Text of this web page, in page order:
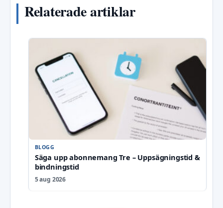
Relaterade artiklar
BLOGG
Säga upp abonnemang Tre – Uppsägningstid &
bindningstid
5 aug 2026